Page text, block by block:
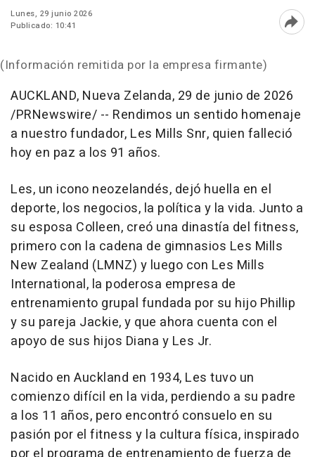
Lunes, 29 junio 2026
Publicado: 10:41
(Información remitida por la empresa firmante)
AUCKLAND, Nueva Zelanda, 29 de junio de 2026
/PRNewswire/ -- Rendimos un sentido homenaje
a nuestro fundador, Les Mills Snr, quien falleció
hoy en paz a los 91 años.
Les, un icono neozelandés, dejó huella en el
deporte, los negocios, la política y la vida. Junto a
su esposa Colleen, creó una dinastía del fitness,
primero con la cadena de gimnasios Les Mills
New Zealand (LMNZ) y luego con Les Mills
International, la poderosa empresa de
entrenamiento grupal fundada por su hijo Phillip
y su pareja Jackie, y que ahora cuenta con el
apoyo de sus hijos Diana y Les Jr.
Nacido en Auckland en 1934, Les tuvo un
comienzo difícil en la vida, perdiendo a su padre
a los 11 años, pero encontró consuelo en su
pasión por el fitness y la cultura física, inspirado